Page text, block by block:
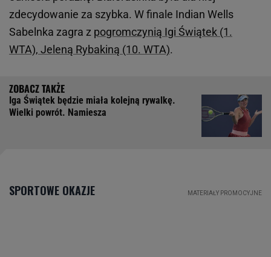
zdecydowanie za szybka. W finale Indian Wells
Sabelnka zagra z pogromczynią Igi Świątek (1.
WTA), Jeleną Rybakiną (10. WTA).
Iga Świątek będzie miała kolejną rywalkę.
Wielki powrót. Namiesza